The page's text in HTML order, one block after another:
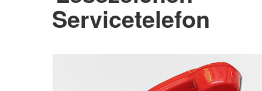
Servicetelefon